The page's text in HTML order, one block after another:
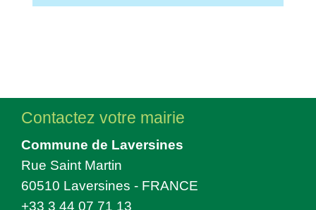
Contactez votre mairie
Commune de Laversines
Rue Saint Martin
60510 Laversines - FRANCE
+33 3 44 07 71 13